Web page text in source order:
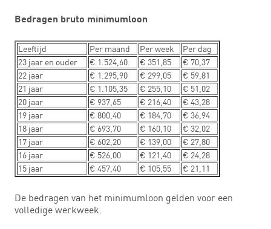
Bedragen bruto minimumloon
Leeftijd Per maand Per week
Per dag
23 jaar en ouder
€ 1.524,60 € 351,85
€ 70,37
22 jaar
€ 1.295,90 € 299,05
€ 59,81
21 jaar
€ 1.105,35 € 255,10
€ 51,02
20 jaar
€ 937,65 € 216,40
€ 43,28
19 jaar
€ 800,40 € 184,70
€ 36,94
18 jaar
€ 693,70 € 160,10
€ 32,02
17 jaar
€ 602,20 € 139,00
€ 27,80
16 jaar
€ 526,00 € 121,40
€ 24,28
15 jaar
€ 457,40 € 105,55 € 21,11
De bedragen van het minimumloon gelden voor een
volledige werkweek.